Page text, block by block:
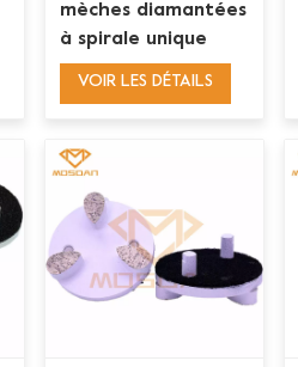
mèches diamantées
à spirale unique
pour la préparation
VOIR LES DÉTAILS